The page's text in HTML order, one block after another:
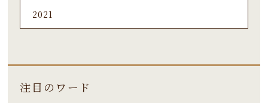
2021
注目のワード